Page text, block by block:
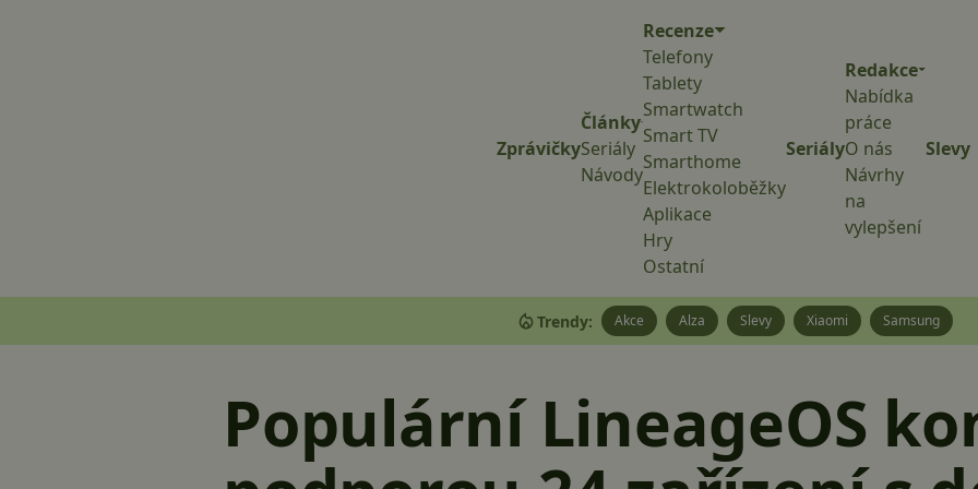
Zprávičky
Články
Seriály
Návody
Recenze
Telefony
Tablety
Smartwatch
Smart TV
Smarthome
Elektrokoloběžky
Aplikace
Hry
Ostatní
Seriály
Redakce
Nabídka
práce
O nás
Návrhy
na
vylepšení
Slevy
Trendy: Akce Alza Slevy Xiaomi Samsung
Populární LineageOS